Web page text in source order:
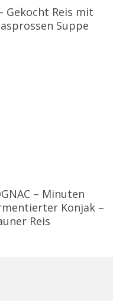
Gekocht Reis mit
Suppe
– Minuten
Konjak –
Reis